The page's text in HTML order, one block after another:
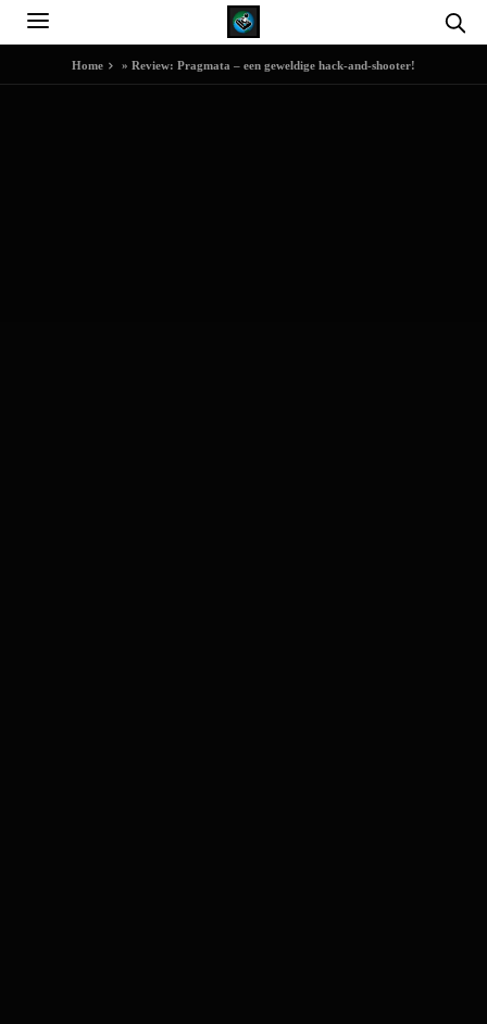
Home » Review: Pragmata – een geweldige hack-and-shooter!